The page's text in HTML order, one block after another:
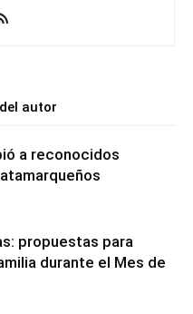
autor
a reconocidos
propuestas para
durante el Mes de